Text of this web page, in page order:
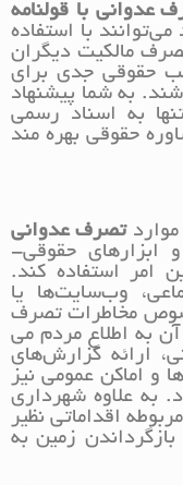
عدوانی با قولنامه
با استفاده
مالکیت دیگران
حقوقی جدی برای
به شما پیشنهاد
به اسناد رسمی
حقوقی بهره مند
مواردتصرف عدوانی
حقوقی-
امر استفاده کند.
وب‌سایت‌ها یا
مخاطرات تصرف
به اطلاع مردم می
ارائه گزارش‌های
و اماکن عمومی نیز
به علاوه شهرداری
اقداماتی نظیر
زمین به